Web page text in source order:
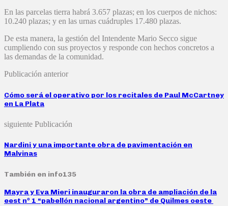
En las parcelas tierra habrá 3.657 plazas; en los cuerpos de nichos:
10.240 plazas; y en las urnas cuádruples 17.480 plazas.
De esta manera, la gestión del Intendente Mario Secco sigue
cumpliendo con sus proyectos y responde con hechos concretos a
las demandas de la comunidad.
Publicación anterior
Cómo será el operativo por los recitales de Paul McCartney
en La Plata
siguiente Publicación
Nardini y una importante obra de pavimentación en
Malvinas
También en info135
Mayra y Eva Mieri inauguraron la obra de ampliación de la
eest nº 1 “pabellón nacional argentino” de Quilmes oeste